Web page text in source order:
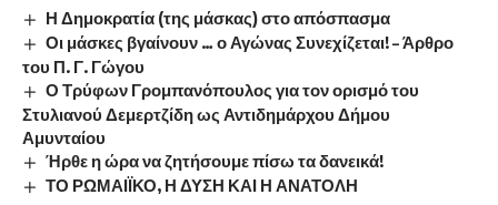
Η Δημοκρατία (της μάσκας) στο απόσπασμα
Οι μάσκες βγαίνουν … ο Αγώνας Συνεχίζεται! – Άρθρο
του Π. Γ. Γώγου
Ο Τρύφων Γρομπανόπουλος για τον ορισμό του
Στυλιανού Δεμερτζίδη ως Αντιδημάρχου Δήμου
Αμυνταίου
Ήρθε η ώρα να ζητήσουμε πίσω τα δανεικά!
ΤΟ ΡΩΜΑΙΪΚΟ, Η ΔΥΣΗ ΚΑΙ Η ΑΝΑΤΟΛΗ